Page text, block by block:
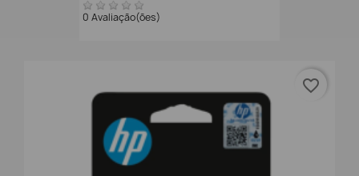
0 Avaliação(ões)
favorite_border